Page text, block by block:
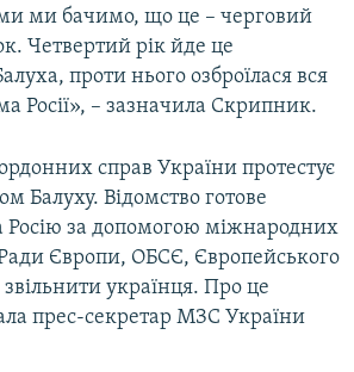
ми бачимо, що це – черговий
Четвертий рік йде це
проти нього озброїлася вся
Росії», – зазначила Скрипник.
справ України протестує
Балуху. Відомство готове
Росію за допомогою міжнародних
Європи, ОБСЄ, Європейського
українця. Про це
прес-секретар МЗС України